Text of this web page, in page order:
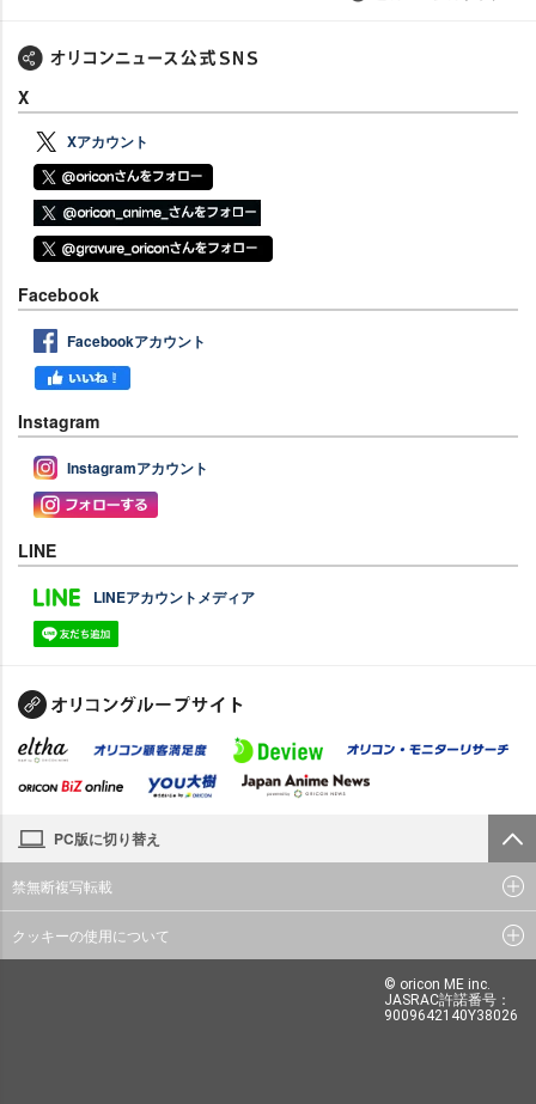
X
Xアカウント
Facebook
Facebookアカウント
Instagram
Instagramアカウント
LINE
LINEアカウントメディア
PC版に切り替え
禁無断複写転載
クッキーの使用について
© oricon ME inc.
JASRAC許諾番号：
9009642140Y38026